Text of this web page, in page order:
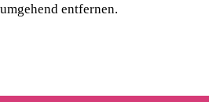
umgehend entfernen.